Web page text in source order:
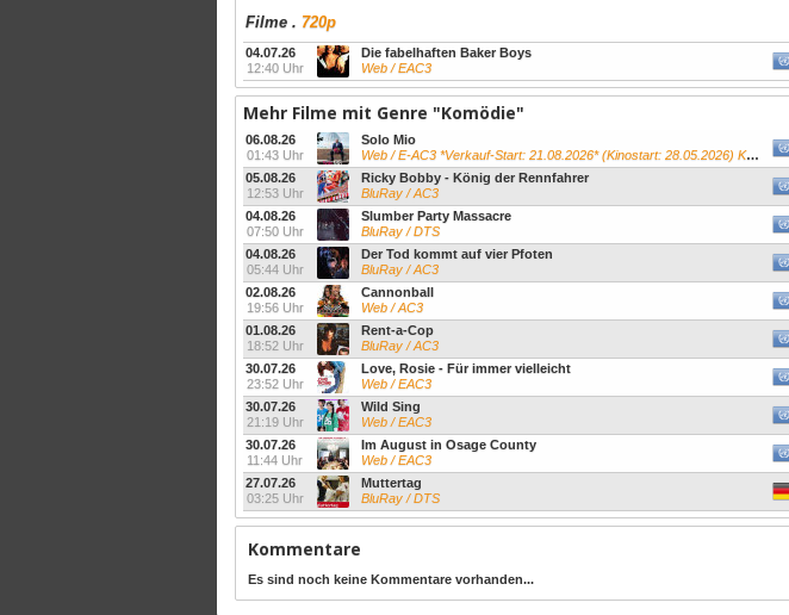
Filme . 720p
04.07.26
12:40 Uhr
Die fabelhaften Baker Boys
Web / EAC3
Mehr Filme mit Genre "Komödie"
06.08.26
01:43 Uhr
Solo Mio
Web / E-AC3 *Verkauf-Start: 21.08.2026* (Kinostart: 28.05.2026) Kevin James...
05.08.26
12:53 Uhr
Ricky Bobby - König der Rennfahrer
BluRay / AC3
04.08.26
07:50 Uhr
Slumber Party Massacre
BluRay / DTS
04.08.26
05:44 Uhr
Der Tod kommt auf vier Pfoten
BluRay / AC3
02.08.26
19:56 Uhr
Cannonball
Web / AC3
01.08.26
18:52 Uhr
Rent-a-Cop
BluRay / AC3
30.07.26
23:52 Uhr
Love, Rosie - Für immer vielleicht
Web / EAC3
30.07.26
21:19 Uhr
Wild Sing
Web / EAC3
30.07.26
11:44 Uhr
Im August in Osage County
Web / EAC3
27.07.26
03:25 Uhr
Muttertag
BluRay / DTS
Kommentare
Es sind noch keine Kommentare vorhanden...